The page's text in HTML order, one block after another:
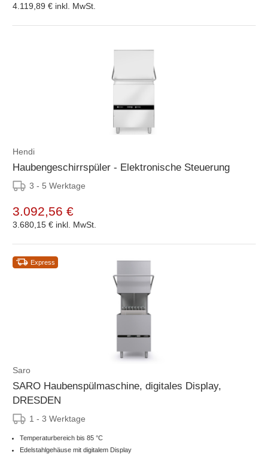
4.119,89 € inkl. MwSt.
Hendi
Haubengeschirrspüler - Elektronische Steuerung
3 - 5 Werktage
3.092,56 €
3.680,15 € inkl. MwSt.
Express
Saro
SARO Haubenspülmaschine, digitales Display,
DRESDEN
1 - 3 Werktage
Temperaturbereich bis 85 °C
Edelstahlgehäuse mit digitalem Display